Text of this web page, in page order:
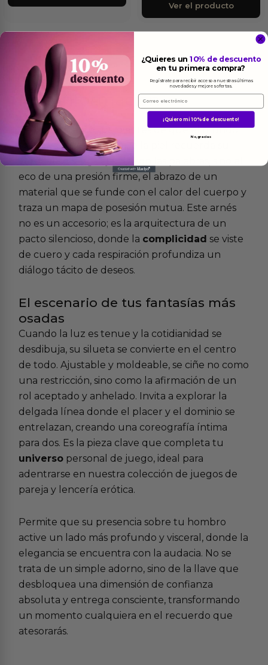
Ver el producto
Másinformacion
Hay un instante, justo antes de que el mundo
se desvanezca, en el que la piel recuerda su
verdadero lenguaje. No son las palabras, sino el
eco de una presión firme, el abrazo de un
material que se funde con el calor del cuerpo y
traza un mapa de posesión mutua. Este arnés
no es un accesorio; es la arquitectura de un
pacto silencioso, donde la complicidad se viste
de cuero y cada respiración profundiza un
diálogo tácito de deseos.
El escenario de tus fantasías más
osadas
Cuando la luz es tenue y la cotidianidad se
desdibuja, su silueta se convierte en el centro
de todo. Ajustable y moldeable, se ciñe no como
una restricción, sino como la afirmación de un
rol aceptado y anhelado. Invita a explorar la
delgada línea donde el placer y el dominio se
entrelazan, creando una coreografía íntima
para dos. Es la pieza clave que completa tu
universo personal de juego, ideal para
adentrarse en nuestra colección de juegos de
pareja y lencería erótica.
Permite que su presencia sobre tu hombro
active un lado más profundo y visceral, donde la
elegancia se encuentra con la audacia. No se
trata de un simple adorno, sino de la llave que
desbloquea una dimensión de confianza
absoluta y entrega consciente, transformando
un momento cualquiera en el recuerdo que
atesorarás.
¿Quieres un10% de descuento
en tu primera compra?
Regístrate para recibir acceso a nuestras últimas
novedades y mejores ofertas.
Email
¡Quiero mi 10% de descuento!
No, gracias